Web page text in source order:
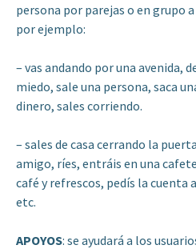
persona por parejas o en grupo
por ejemplo:
– vas andando por una avenida,
miedo, sale una persona, saca
dinero, sales corriendo.
– sales de casa cerrando la
amigo, ríes, entráis en una
café y refrescos, pedís la cuenta
etc.
APOYOS: se ayudará a los